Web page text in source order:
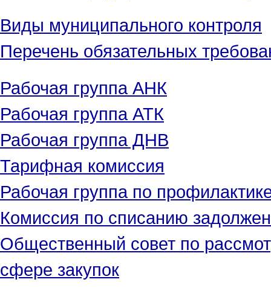
Виды муниципального контроля
Перечень обязательных
Рабочая группа АНК
Рабочая группа АТК
Рабочая группа ДНВ
Тарифная комиссия
Рабочая группа по
Комиссия по списанию
Общественный совет по
сфере закупок